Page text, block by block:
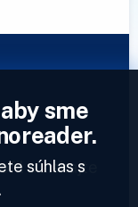
a získajte
sme
súhlas s